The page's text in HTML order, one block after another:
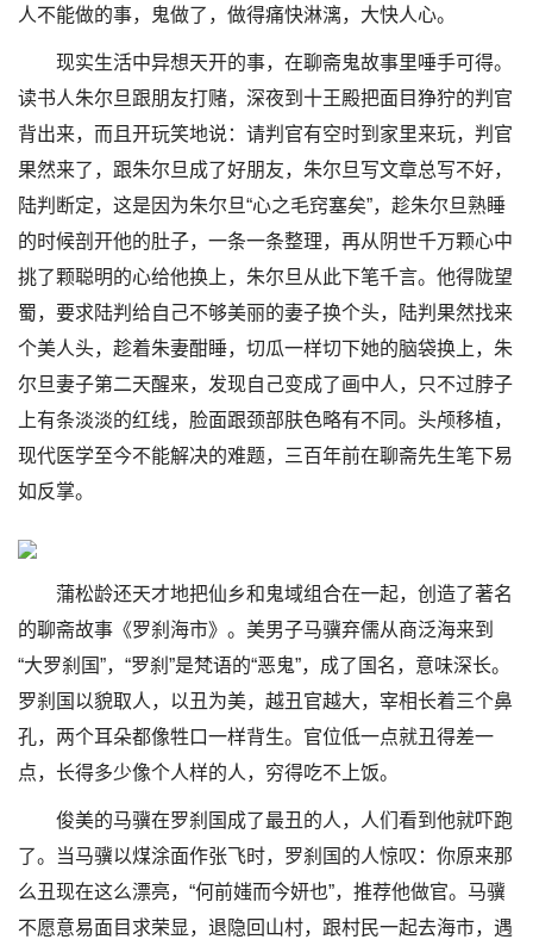
人不能做的事，鬼做了，做得痛快淋漓，大快人心。
现实生活中异想天开的事，在聊斋鬼故事里唾手可得。
读书人朱尔旦跟朋友打赌，深夜到十王殿把面目狰狞的判官
背出来，而且开玩笑地说：请判官有空时到家里来玩，判官
果然来了，跟朱尔旦成了好朋友，朱尔旦写文章总写不好，
陆判断定，这是因为朱尔旦“心之毛窍塞矣”，趁朱尔旦熟睡
的时候剖开他的肚子，一条一条整理，再从阴世千万颗心中
挑了颗聪明的心给他换上，朱尔旦从此下笔千言。他得陇望
蜀，要求陆判给自己不够美丽的妻子换个头，陆判果然找来
个美人头，趁着朱妻酣睡，切瓜一样切下她的脑袋换上，朱
尔旦妻子第二天醒来，发现自己变成了画中人，只不过脖子
上有条淡淡的红线，脸面跟颈部肤色略有不同。头颅移植，
现代医学至今不能解决的难题，三百年前在聊斋先生笔下易
如反掌。
蒲松龄还天才地把仙乡和鬼域组合在一起，创造了著名
的聊斋故事《罗刹海市》。美男子马骥弃儒从商泛海来到
“大罗刹国”，“罗刹”是梵语的“恶鬼”，成了国名，意味深长。
罗刹国以貌取人，以丑为美，越丑官越大，宰相长着三个鼻
孔，两个耳朵都像牲口一样背生。官位低一点就丑得差一
点，长得多少像个人样的人，穷得吃不上饭。
俊美的马骥在罗刹国成了最丑的人，人们看到他就吓跑
了。当马骥以煤涂面作张飞时，罗刹国的人惊叹：你原来那
么丑现在这么漂亮，“何前媸而今妍也”，推荐他做官。马骥
不愿意易面目求荣显，退隐回山村，跟村民一起去海市，遇